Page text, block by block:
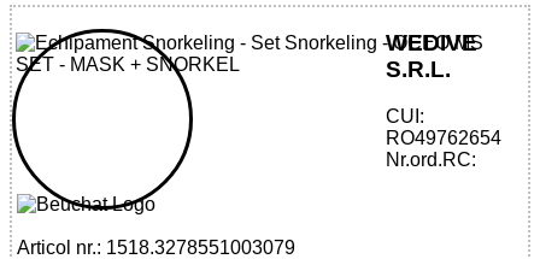
32785510030 - OCEO MS SET - MASK +
SNORKEL
Articol nr.: 1518.3278551003079
WEDIVE
S.R.L.
CUI:
RO49762654
Nr.ord.RC: